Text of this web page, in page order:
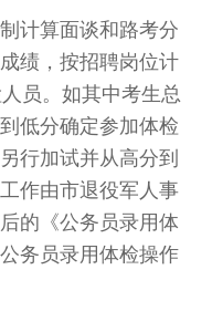
计算面谈和路考分
绩，按招聘岗位计
员。如其中考生总
低分确定参加体检
行加试并从高分到
作由市退役军人事
的《公务员录用体
务员录用体检操作